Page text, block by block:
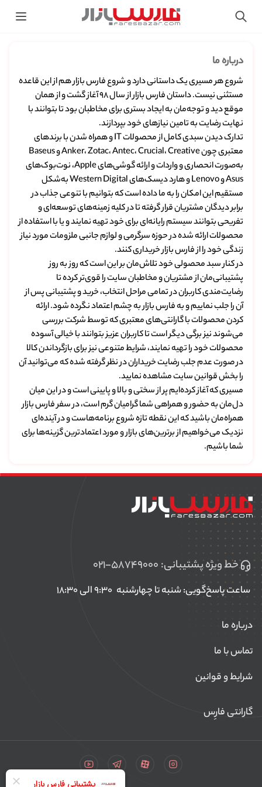
درباره ما
شروع هر مسیری یک داستانی دارد و شروع فارس بازار هم از این قاعده
مستثنی نیست. داستان فارس بازار از سال ۹۸ آغاز گشت و از همان
موقع دید و توجه‌مان به ایجاد بستری برای مخاطبان بود تا بتوانند با
نهایت رضایت به تامین نیازهای خود بپردازند.
تدارک دیدن سبدی کامل از محصولات IT و همراه شدن با برندهای
معتبری چون Anker، Zotac، Antec، Crucial، Creative و Baseus
به‌صورت انحصاری و واردات و ارائه گوشی‌های Apple، نوت‌بوک‌های
Asus و Lenovo و هارد دیسک‌های Western Digital به‌شکل
مستقیم این امکان را به ما داده است که بتوانیم با تنوعی جذاب در
برابر دیدگان مشتریان قرار گرفته تا در کلیه زمینه‌های توسعه‌ای و
تفریحی بتوانند سیستم رایانه‌ای برای خود تهیه نمایند و یا با استفاده از
محصولات ارائه شده در حوزه سرگرمی و لوازم جانبی ملزومات مورد نیاز
زندگی خود را از فارس بازار خریداری کنند.
در کنار سبد محصولی خود تلاش‌مان بر این است که روز به روز
پشتیبانی‌مان از مشتریان و مخاطبان سایت را قوی‌تر کرده تا
رضایت‌مندی کاربران در تمامی مراحل انتخاب، خرید و پشتیبانی پس از
آن را جلب نماییم و به فارس بازار به چشم اعتماد نگرده شود. ارائه
کردن محصولات با گارانتی‌های معتبری که توسط شرکت بررسی
می‌شوند نیز برگی دیگر است تا کاربران عزیز بتوانند با خیالی آسوده
محصولات خود را تهیه نمایند، شرایط متنوعی نیز برای بازگرداندن کالا
در صورت عدم جلب رضایت خریداران در نظر گرفته شده که می‌توانید آن
را بخش قوانین سایت مشاهده نمایید.
مسیری که آغاز کرده‌ایم پر از سختی و بالا و پایینی است و در این میان
دل‌مان به حضور و همراهی شما گرامیان گرم است، در سفر فارس بازار
همراه‌مان باشید که این نقطه تازه شروع برنامه‌هاست و در آینده‌ای
نزدیک می‌خواهیم از برترین‌های بازار و مورد اعتمادترین گزینه‌ها برای
شما باشیم.
خط ویژه پشتیبانی: ۰۲۱-۵۸۷۴۹۰۰۰
ساعت پاسخ‌گویی: شنبه تا چهارشنبه
درباره ما
تماس با ما
شرایط و قوانین
گارانتی فارِس